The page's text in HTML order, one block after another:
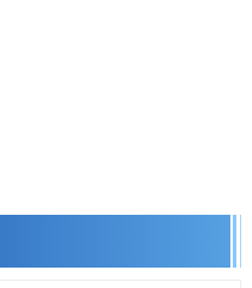
機制，闡明即便DNA相同反應
的安全性，在轉移性尿路上皮
書》，解讀第七期基本計劃
物質
安寧